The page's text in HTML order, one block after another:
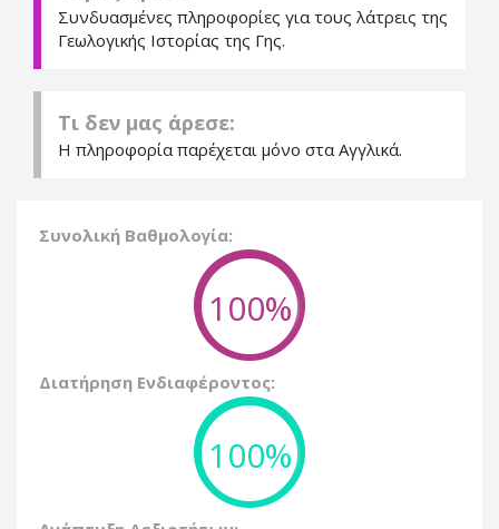
Συνδυασμένες πληροφορίες για τους λάτρεις της
Γεωλογικής Ιστορίας της Γης.
Τι δεν μας άρεσε:
Η πληροφορία παρέχεται μόνο στα Αγγλικά.
Συνολική Βαθμολογία:
100%
Διατήρηση Ενδιαφέροντος:
100%